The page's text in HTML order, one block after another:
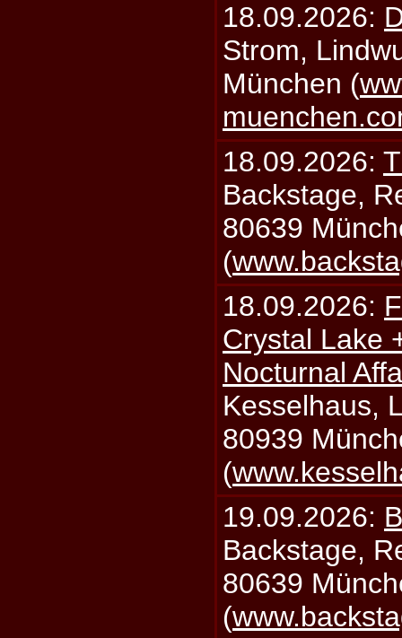
18.09.2026:
Strom,
München (
18.09.2026:
Backstage,
80639
(
18.09.2026:
Crystal Lake
Nocturnal
Kesselhaus,
80939
(
19.09.2026:
Backstage,
80639
(